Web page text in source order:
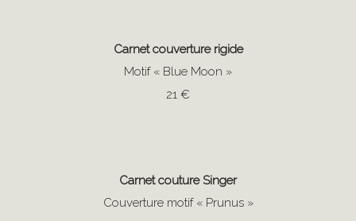
Carnet couverture rigide
Motif « Blue Moon »
21 €
Carnet couture Singer
Couverture motif « Prunus »